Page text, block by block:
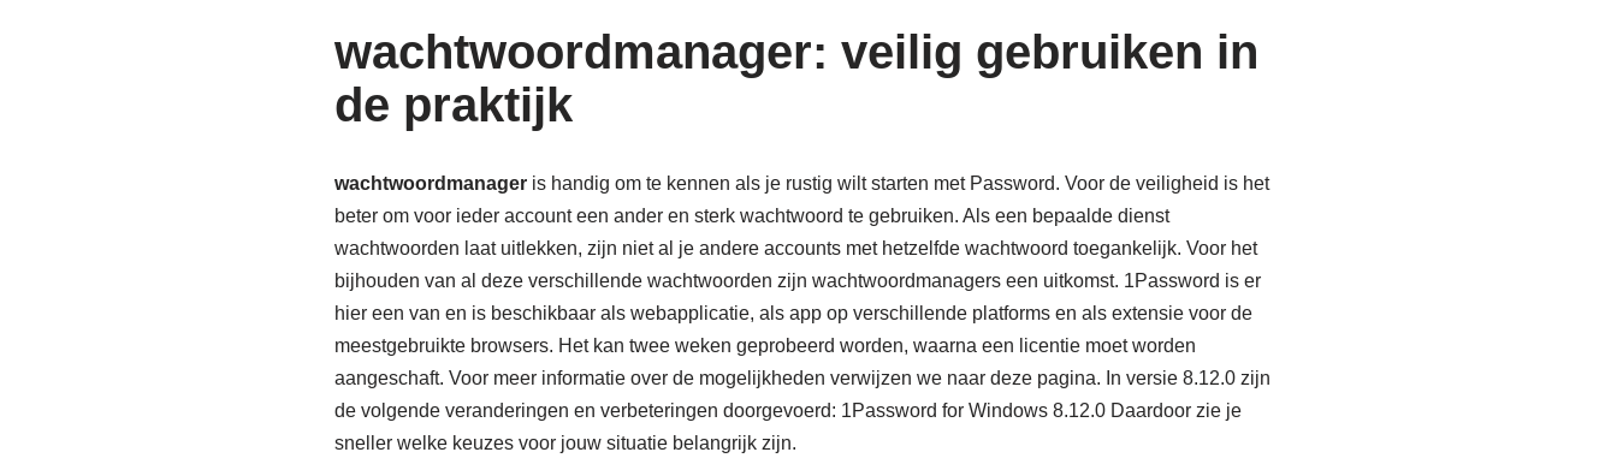
wachtwoordmanager: veilig gebruiken in
de praktijk
wachtwoordmanageris handig om te kennen als je rustig wilt starten met Password. Voor de veiligheid is het
beter om voor ieder account een ander en sterk wachtwoord te gebruiken. Als een bepaalde dienst
wachtwoorden laat uitlekken, zijn niet al je andere accounts met hetzelfde wachtwoord toegankelijk. Voor het
bijhouden van al deze verschillende wachtwoorden zijn wachtwoordmanagers een uitkomst. 1Password is er
hier een van en is beschikbaar als webapplicatie, als app op verschillende platforms en als extensie voor de
meestgebruikte browsers. Het kan twee weken geprobeerd worden, waarna een licentie moet worden
aangeschaft. Voor meer informatie over de mogelijkheden verwijzen we naar deze pagina. In versie 8.12.0 zijn
de volgende veranderingen en verbeteringen doorgevoerd: 1Password for Windows 8.12.0 Daardoor zie je
sneller welke keuzes voor jouw situatie belangrijk zijn.